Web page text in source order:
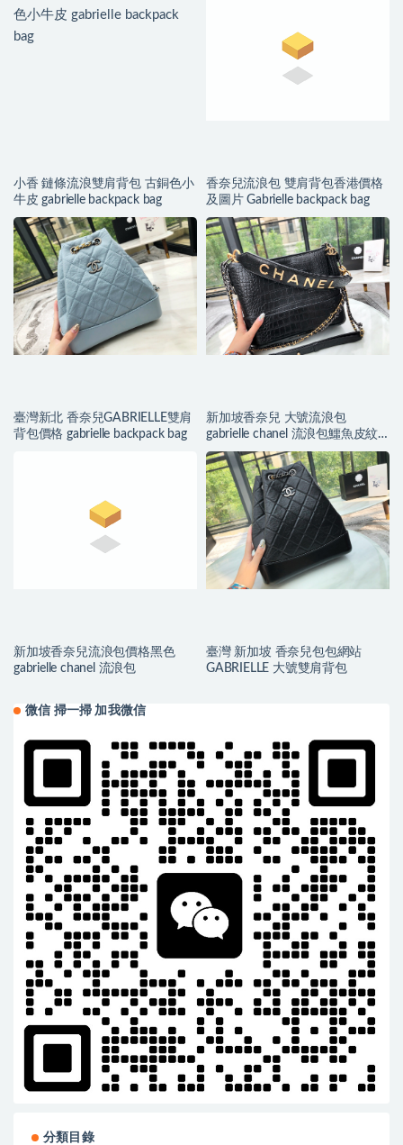
小香 鏈條流浪雙肩背包 古銅色小
牛皮 gabrielle backpack bag
香奈兒流浪包 雙肩背包香港價格
及圖片 Gabrielle backpack bag
臺灣新北 香奈兒GABRIELLE雙肩
背包價格 gabrielle backpack bag
新加坡香奈兒 大號流浪包
gabrielle chanel 流浪包鱷魚皮紋
理
新加坡香奈兒流浪包價格黑色
gabrielle chanel 流浪包
臺灣 新加坡 香奈兒包包網站
GABRIELLE 大號雙肩背包
微信 掃一掃 加我微信
分類目錄